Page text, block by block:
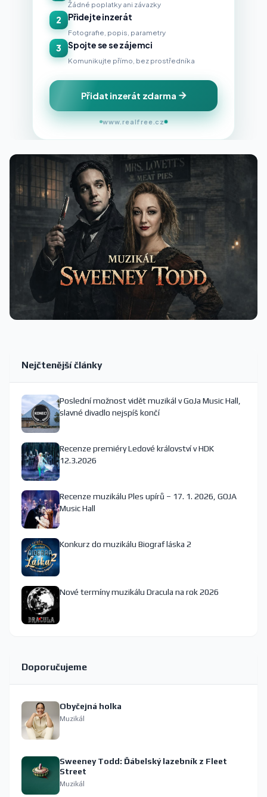
Žádné poplatky ani závazky
2 Přidejte inzerát
Fotografie, popis, parametry
3 Spojte se se zájemci
Komunikujte přímo, bez prostředníka
Přidat inzerát zdarma
www.realfree.cz
Nejčtenější články
Poslední možnost vidět muzikál v GoJa Music Hall,
slavné divadlo nejspíš končí
Recenze premiéry Ledové království v HDK
12.3.2026
Recenze muzikálu Ples upírů – 17. 1. 2026, GOJA
Music Hall
Konkurz do muzikálu Biograf láska 2
Nové termíny muzikálu Dracula na rok 2026
Doporučujeme
Obyčejná holka
Muzikál
Sweeney Todd: Ďábelský lazebník z Fleet
Street
Muzikál